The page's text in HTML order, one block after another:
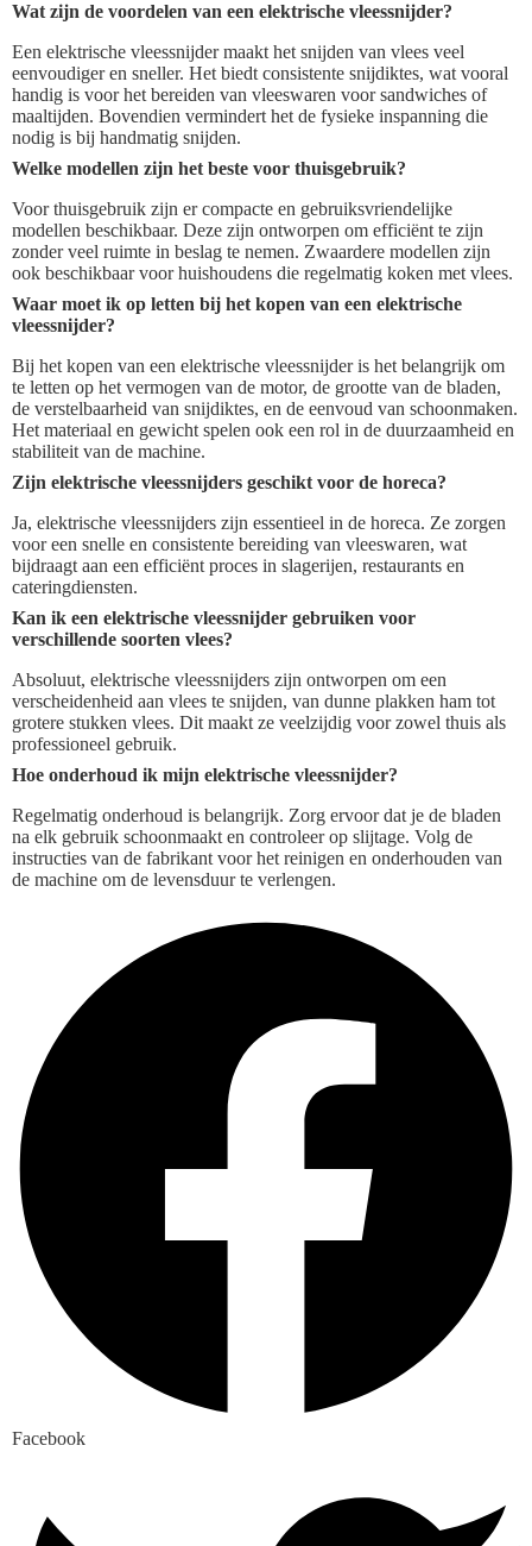
Wat zijn de voordelen van een elektrische vleessnijder?
Een elektrische vleessnijder maakt het snijden van vlees veel
eenvoudiger en sneller. Het biedt consistente snijdiktes, wat vooral
handig is voor het bereiden van vleeswaren voor sandwiches of
maaltijden. Bovendien vermindert het de fysieke inspanning die
nodig is bij handmatig snijden.
Welke modellen zijn het beste voor thuisgebruik?
Voor thuisgebruik zijn er compacte en gebruiksvriendelijke
modellen beschikbaar. Deze zijn ontworpen om efficiënt te zijn
zonder veel ruimte in beslag te nemen. Zwaardere modellen zijn
ook beschikbaar voor huishoudens die regelmatig koken met vlees.
Waar moet ik op letten bij het kopen van een elektrische
vleessnijder?
Bij het kopen van een elektrische vleessnijder is het belangrijk om
te letten op het vermogen van de motor, de grootte van de bladen,
de verstelbaarheid van snijdiktes, en de eenvoud van schoonmaken.
Het materiaal en gewicht spelen ook een rol in de duurzaamheid en
stabiliteit van de machine.
Zijn elektrische vleessnijders geschikt voor de horeca?
Ja, elektrische vleessnijders zijn essentieel in de horeca. Ze zorgen
voor een snelle en consistente bereiding van vleeswaren, wat
bijdraagt aan een efficiënt proces in slagerijen, restaurants en
cateringdiensten.
Kan ik een elektrische vleessnijder gebruiken voor
verschillende soorten vlees?
Absoluut, elektrische vleessnijders zijn ontworpen om een
verscheidenheid aan vlees te snijden, van dunne plakken ham tot
grotere stukken vlees. Dit maakt ze veelzijdig voor zowel thuis als
professioneel gebruik.
Hoe onderhoud ik mijn elektrische vleessnijder?
Regelmatig onderhoud is belangrijk. Zorg ervoor dat je de bladen
na elk gebruik schoonmaakt en controleer op slijtage. Volg de
instructies van de fabrikant voor het reinigen en onderhouden van
de machine om de levensduur te verlengen.
Facebook